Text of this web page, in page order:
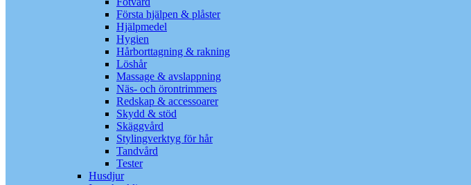
Första hjälpen & plåster
Hjälpmedel
Hygien
Hårborttagning & rakning
Löshår
Massage & avslappning
Näs- och örontrimmers
Redskap & accessoarer
Skydd & stöd
Skäggvård
Stylingverktyg för hår
Tandvård
Tester
Husdjur